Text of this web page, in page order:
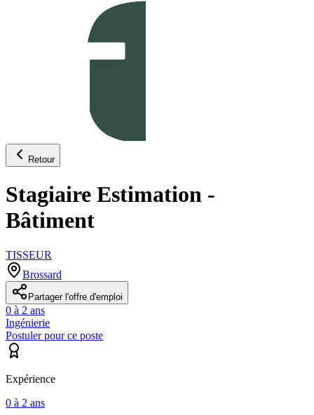
Retour
Stagiaire Estimation -
Bâtiment
TISSEUR
Brossard
Partager l'offre d'emploi
0 à 2 ans
Ingénierie
Postuler pour ce poste
Expérience
0 à 2 ans